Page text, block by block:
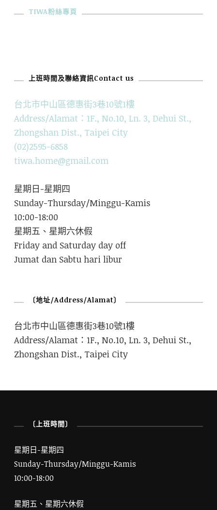
TIWA粉絲專頁
上班時間及聯絡資訊Contact us
台北市中山區德惠街3巷10號1樓
Address/Alamat：1F., No.10, Ln. 3, Dehui St.,
Zhongshan Dist., Taipei City
(02)2595-6858
tiwa.home@gmail.com
星期日-星期四
Sunday-Thursday/Minggu-Kamis
10:00-18:00
星期五、星期六休假
Friday and Saturday day off
Jumat dan Sabtu hari libur
〔地址/Address/Alamat〕
台北市中山區德惠街3巷10號1樓
Address/Alamat：1F., No.10, Ln. 3, Dehui St.,
Zhongshan Dist., Taipei City
〔上班時間〕
星期日-星期四
Sunday-Thursday/Minggu-Kamis
10:00-18:00
星期五、星期六休假